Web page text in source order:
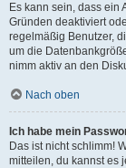
Es kann sein, dass ein
Gründen deaktiviert
regelmäßig Benutzer,
um die
nimm aktiv an den
Nach oben
Ich habe mein
Das ist nicht schlimm!
mitteilen, du kannst es